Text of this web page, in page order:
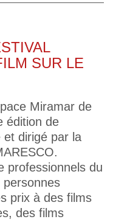
SUR LE
Miramar de
édition de
et dirigé par la
professionnels du
prix à des films
des films